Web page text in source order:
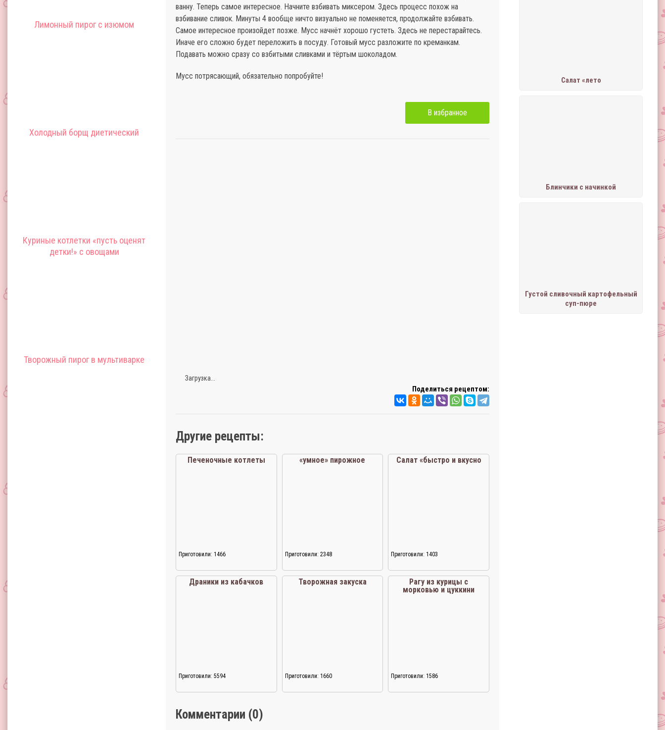
Лимонный пирог с изюмом
Холодный борщ диетический
Куриные котлетки «пусть оценят
детки!» с овощами
Творожный пирог в мультиварке
Салат «лето
Блинчики с начинкой
Густой сливочный картофельный
суп-пюре
ванну. Теперь самое интересное. Начните взбивать миксером. Здесь процесс похож на
взбивание сливок. Минуты 4 вообще ничто визуально не поменяется, продолжайте взбивать.
Самое интересное произойдет позже. Мусс начнёт хорошо густеть. Здесь не перестарайтесь.
Иначе его сложно будет переложить в посуду. Готовый мусс разложите по креманкам.
Подавать можно сразу со взбитыми сливками и тёртым шоколадом.
Мусс потрясающий, обязательно попробуйте!
В избранное
Загрузка...
Поделиться рецептом:
Другие рецепты:
Печеночные котлеты
Приготовили: 1466
«умное» пирожное
Приготовили: 2348
Салат «быстро и вкусно
Приготовили: 1403
Драники из кабачков
Приготовили: 5594
Творожная закуска
Приготовили: 1660
Рагу из курицы с
морковью и цуккини
Приготовили: 1586
Комментарии (0)